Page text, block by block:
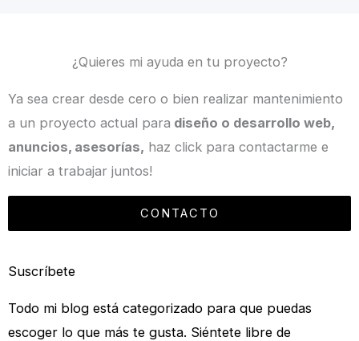
¿Quieres mi ayuda en tu proyecto?
Ya sea crear desde cero o bien realizar mantenimiento
a un proyecto actual para diseño o desarrollo web,
anuncios, asesorías, haz click para contactarme e
iniciar a trabajar juntos!
CONTACTO
Suscríbete
Todo mi blog está categorizado para que puedas
escoger lo que más te gusta. Siéntete libre de